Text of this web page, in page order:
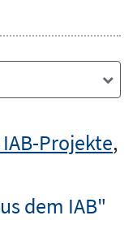
IAB-Projekte,
dem IAB"